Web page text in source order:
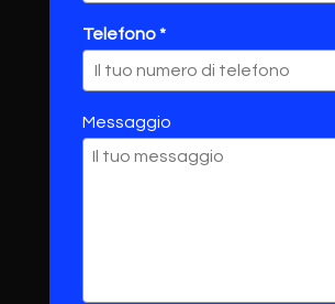
Telefono *
Messaggio